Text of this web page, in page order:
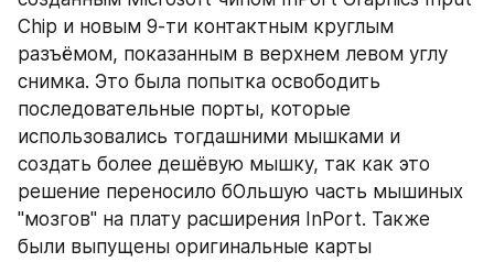
Chip и новым 9-ти контактным круглым
разъёмом, показанным в верхнем левом углу
снимка. Это была попытка освободить
последовательные порты, которые
использовались тогдашними мышками и
создать более дешёвую мышку, так как это
решение переносило бОльшую часть мышиных
"мозгов" на плату расширения InPort. Также
были выпущены оригинальные карты